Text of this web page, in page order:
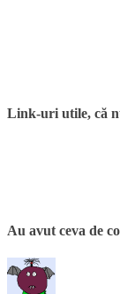
Link-uri utile, că
Au avut ceva de